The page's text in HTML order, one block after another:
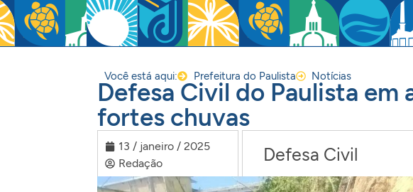
Você está aqui: Prefeitura do Paulista Notícias
Defesa Civil do Paulista em
fortes chuvas
13 / janeiro / 2025
Redação
Defesa Civil